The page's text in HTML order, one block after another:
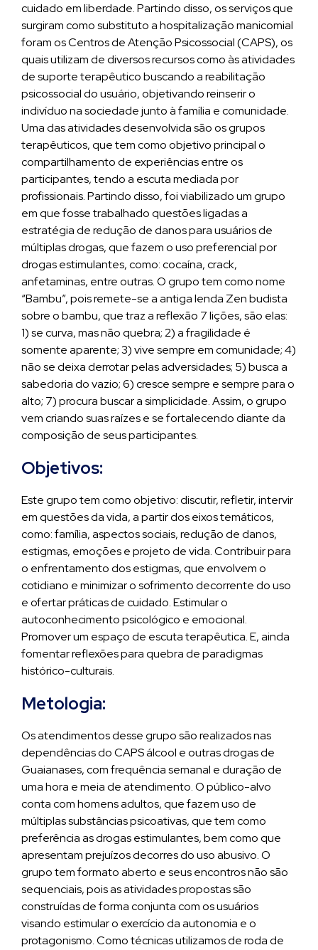
cuidado em liberdade. Partindo disso, os serviços que
surgiram como substituto a hospitalização manicomial
foram os Centros de Atenção Psicossocial (CAPS), os
quais utilizam de diversos recursos como às atividades
de suporte terapêutico buscando a reabilitação
psicossocial do usuário, objetivando reinserir o
indivíduo na sociedade junto à família e comunidade.
Uma das atividades desenvolvida são os grupos
terapêuticos, que tem como objetivo principal o
compartilhamento de experiências entre os
participantes, tendo a escuta mediada por
profissionais. Partindo disso, foi viabilizado um grupo
em que fosse trabalhado questões ligadas a
estratégia de redução de danos para usuários de
múltiplas drogas, que fazem o uso preferencial por
drogas estimulantes, como: cocaína, crack,
anfetaminas, entre outras. O grupo tem como nome
“Bambu”, pois remete-se a antiga lenda Zen budista
sobre o bambu, que traz a reflexão 7 lições, são elas:
1) se curva, mas não quebra; 2) a fragilidade é
somente aparente; 3) vive sempre em comunidade; 4)
não se deixa derrotar pelas adversidades; 5) busca a
sabedoria do vazio; 6) cresce sempre e sempre para o
alto; 7) procura buscar a simplicidade. Assim, o grupo
vem criando suas raízes e se fortalecendo diante da
composição de seus participantes.
Objetivos:
Este grupo tem como objetivo: discutir, refletir, intervir
em questões da vida, a partir dos eixos temáticos,
como: família, aspectos sociais, redução de danos,
estigmas, emoções e projeto de vida. Contribuir para
o enfrentamento dos estigmas, que envolvem o
cotidiano e minimizar o sofrimento decorrente do uso
e ofertar práticas de cuidado. Estimular o
autoconhecimento psicológico e emocional.
Promover um espaço de escuta terapêutica. E, ainda
fomentar reflexões para quebra de paradigmas
histórico-culturais.
Metologia:
Os atendimentos desse grupo são realizados nas
dependências do CAPS álcool e outras drogas de
Guaianases, com frequência semanal e duração de
uma hora e meia de atendimento. O público-alvo
conta com homens adultos, que fazem uso de
múltiplas substâncias psicoativas, que tem como
preferência as drogas estimulantes, bem como que
apresentam prejuízos decorres do uso abusivo. O
grupo tem formato aberto e seus encontros não são
sequenciais, pois as atividades propostas são
construídas de forma conjunta com os usuários
visando estimular o exercício da autonomia e o
protagonismo. Como técnicas utilizamos de roda de